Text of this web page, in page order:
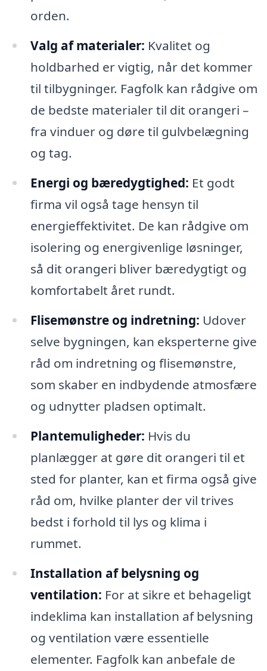
orden.
Valg af materialer: Kvalitet og
holdbarhed er vigtig, når det kommer
til tilbygninger. Fagfolk kan rådgive om
de bedste materialer til dit orangeri –
fra vinduer og døre til gulvbelægning
og tag.
Energi og bæredygtighed: Et godt
firma vil også tage hensyn til
energieffektivitet. De kan rådgive om
isolering og energivenlige løsninger,
så dit orangeri bliver bæredygtigt og
komfortabelt året rundt.
Flisemønstre og indretning: Udover
selve bygningen, kan eksperterne give
råd om indretning og flisemønstre,
som skaber en indbydende atmosfære
og udnytter pladsen optimalt.
Plantemuligheder: Hvis du
planlægger at gøre dit orangeri til et
sted for planter, kan et firma også give
råd om, hvilke planter der vil trives
bedst i forhold til lys og klima i
rummet.
Installation af belysning og
ventilation: For at sikre et behageligt
indeklima kan installation af belysning
og ventilation være essentielle
elementer. Fagfolk kan anbefale de